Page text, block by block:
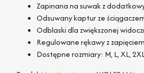
Zapinana na suwak z
Odsuwany kaptur ze
Odblaski dla zwiększonej
Regulowane rękawy z
Dostępne rozmiary: M, L, XL,